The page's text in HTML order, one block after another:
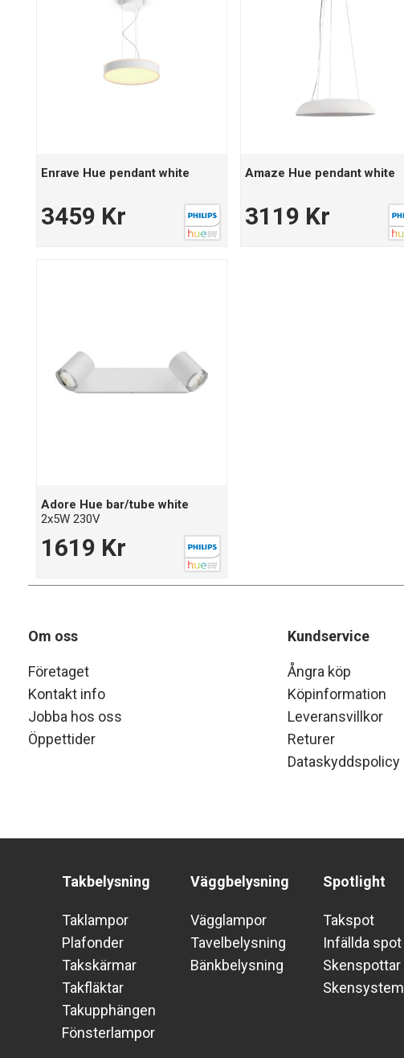
Enrave Hue pendant white
3459 Kr
Amaze Hue pendant white
3119 Kr
Adore Hue bar/tube white
2x5W 230V
1619 Kr
Om oss
Företaget
Kontakt info
Jobba hos oss
Öppettider
Kundservice
Ångra köp
Köpinformation
Leveransvillkor
Returer
Dataskyddspolicy
Takbelysning
Taklampor
Plafonder
Takskärmar
Takfläktar
Takupphängen
Fönsterlampor
Väggbelysning
Vägglampor
Tavelbelysning
Bänkbelysning
Spotlight
Takspot
Infällda spot
Skenspottar
Skensystem